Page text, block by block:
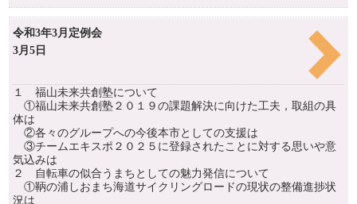
令和3年3月定例会
3月5日
１ 福山未来共創塾について
①福山未来共創塾２０１９の課題解決に向けた工夫，取組の具
体は
②各々のグループへの今後本市としての支援は
③チームエキスポ２０２５に登録されたことに対する思いや意
気込みは
２ 自転車の似合うまちとしての魅力発信について
①鞆の浦しおまち海道サイクリングロードの現状の整備進捗状
況は